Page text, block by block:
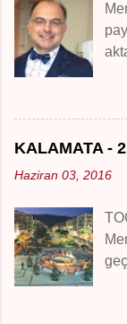
KALAMATA - 2
Haziran 03, 2016